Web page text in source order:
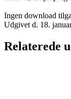
Ingen download
Udgivet d. 18.
Relaterede